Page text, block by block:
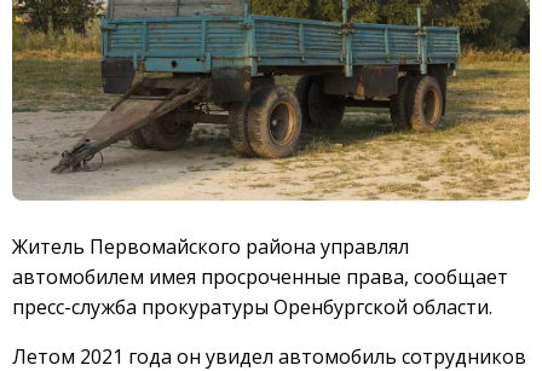
Житель Первомайского района управлял
автомобилем имея просроченные права, сообщает
пресс-служба прокуратуры Оренбургской области.
Летом 2021 года он увидел автомобиль сотрудников